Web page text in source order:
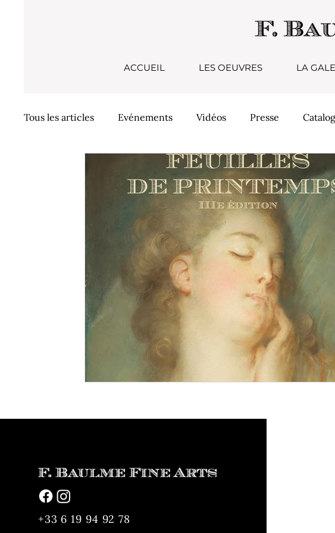
ACCUEIL LES OEUVRES LA
Tous les articles Evénements Vidéos Presse
+33 6 19 94 92 78